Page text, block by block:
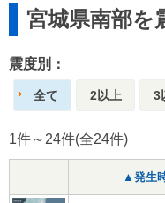
宮城県南部を
震度別：
全て 2以上 3
1件～24件(全24件)
▲発生